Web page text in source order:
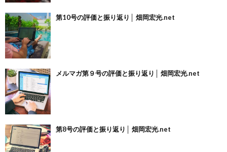
第10号の評価と振り返り│ 畑岡宏光.net
メルマガ第９号の評価と振り返り│ 畑岡宏光.net
第8号の評価と振り返り│ 畑岡宏光.net